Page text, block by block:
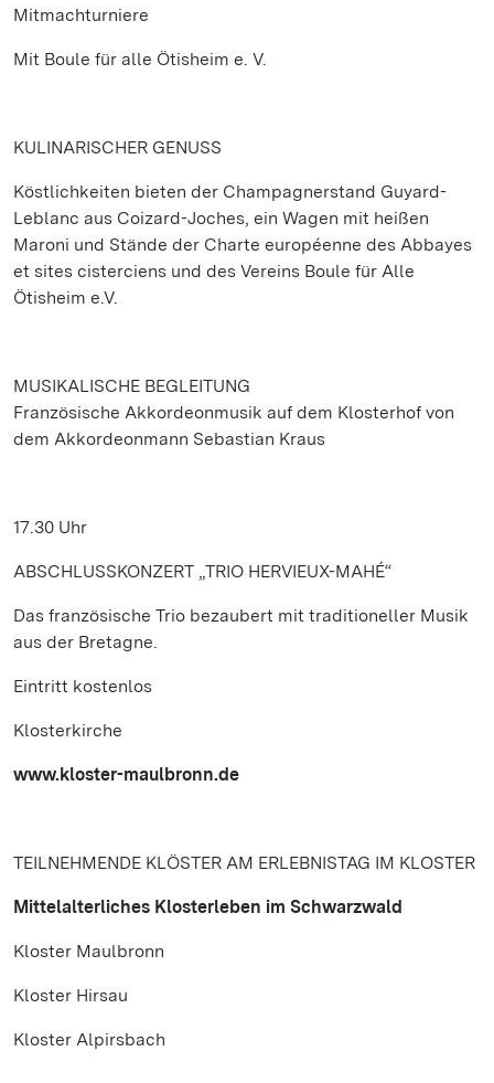
Mitmachturniere
Mit Boule für alle Ötisheim e. V.
KULINARISCHER GENUSS
Köstlichkeiten bieten der Champagnerstand Guyard-
Leblanc aus Coizard-Joches, ein Wagen mit heißen
Maroni und Stände der Charte européenne des Abbayes
et sites cisterciens und des Vereins Boule für Alle
Ötisheim e.V.
MUSIKALISCHE BEGLEITUNG
Französische Akkordeonmusik auf dem Klosterhof von
dem Akkordeonmann Sebastian Kraus
17.30 Uhr
ABSCHLUSSKONZERT „TRIO HERVIEUX-MAHÉ“
Das französische Trio bezaubert mit traditioneller Musik
aus der Bretagne.
Eintritt kostenlos
Klosterkirche
www.kloster-maulbronn.de
TEILNEHMENDE KLÖSTER AM ERLEBNISTAG IM KLOSTER
Mittelalterliches Klosterleben im Schwarzwald
Kloster Maulbronn
Kloster Hirsau
Kloster Alpirsbach